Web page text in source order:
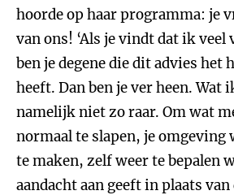
hoorde op haar programma: je
van ons! ‘Als je vindt dat ik veel
ben je degene die dit advies het
heeft. Dan ben je ver heen. Wat
namelijk niet zo raar. Om wat
normaal te slapen, je omgeving
te maken, zelf weer te bepalen
aandacht aan geeft in plaats